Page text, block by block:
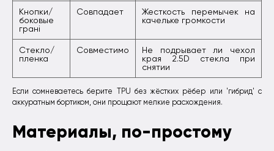
Кнопки/
боковые
гранi
Совпадает
Жесткость перемычек на
качельке громкости
Стекло/
пленка
Совместимо
Не подрывает ли чехол
края 2.5D стекла при
снятии
Если сомневаетесь берите TPU без жёстких рёбер или 'гибрид' с
аккуратным бортиком, они прощают мелкие расхождения.
Материалы, по-простому